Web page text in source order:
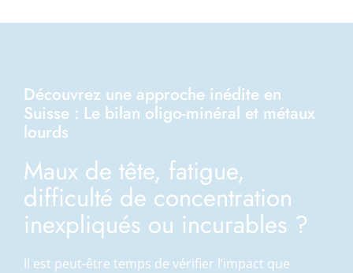
Découvrez une approche inédite en
Suisse : Le bilan oligo-minéral et métaux
lourds
Maux de tête, fatigue,
difficulté de concentration
inexpliqués ou incurables ?
Il est peut-être temps de vérifier l’impact que